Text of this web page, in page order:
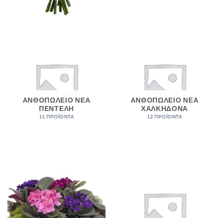
ΑΝΘΟΠΩΛΕΙΟ ΝΕΑ
ΠΕΝΤΕΛΗ
11 ΠΡΟΪΌΝΤΑ
ΑΝΘΟΠΩΛΕΙΟ ΝΕΑ
ΧΑΛΚΗΔΟΝΑ
12 ΠΡΟΪΌΝΤΑ